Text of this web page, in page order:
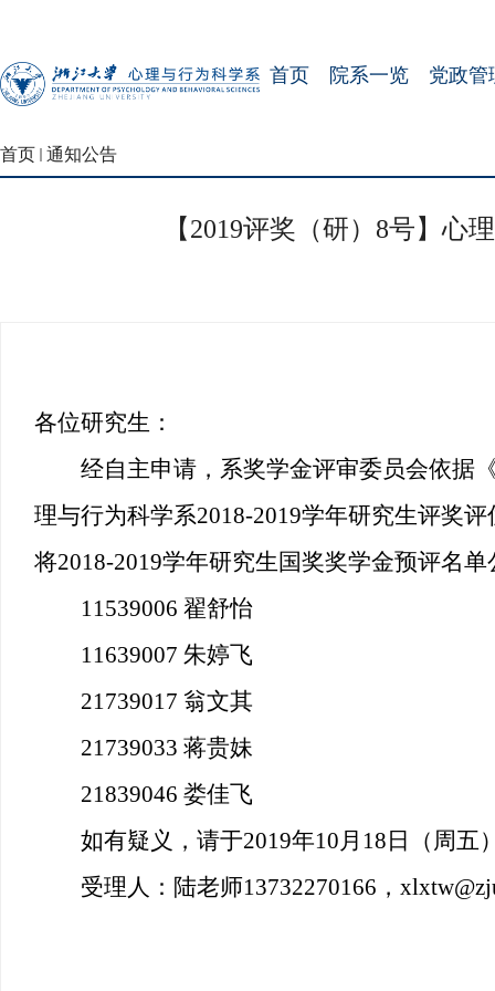
首页 院系一览 党政管
首页 通知公告
【2019评奖（研）8号】心
各位研究生：
经自主申请，系奖学金评审委员会依据
理与行为科学系2018-2019学年研究生评奖
将2018-2019学年研究生国奖奖学金预评名单
11539006翟舒怡
11639007 朱婷飞
21739017 翁文其
21739033蒋贵妹
21839046娄佳飞
如有疑义，请于2019年10月 18 日（周五
受理人：陆老师13732270166 ，